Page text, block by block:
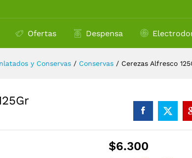
Ofertas Despensa
y Conservas / Conservas / Cerezas Alfresco
$6.300